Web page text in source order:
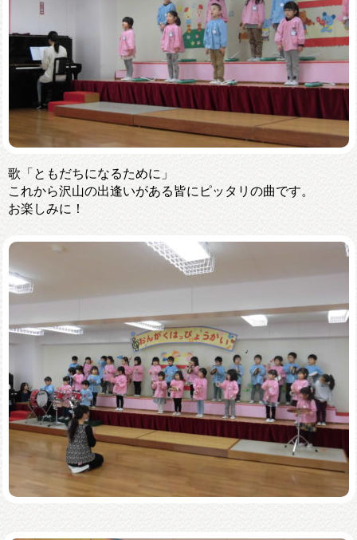
歌「ともだちになるために」
これから沢山の出逢いがある皆にピッタリの曲です。
お楽しみに！